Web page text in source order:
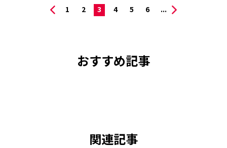
1 2 3 4 5 6 ...
おすすめ記事
関連記事